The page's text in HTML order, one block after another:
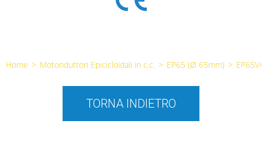
Home > Motoriduttori Epicicloidali in c.c. > EP65 (Ø 65mm) >
TORNA INDIETRO